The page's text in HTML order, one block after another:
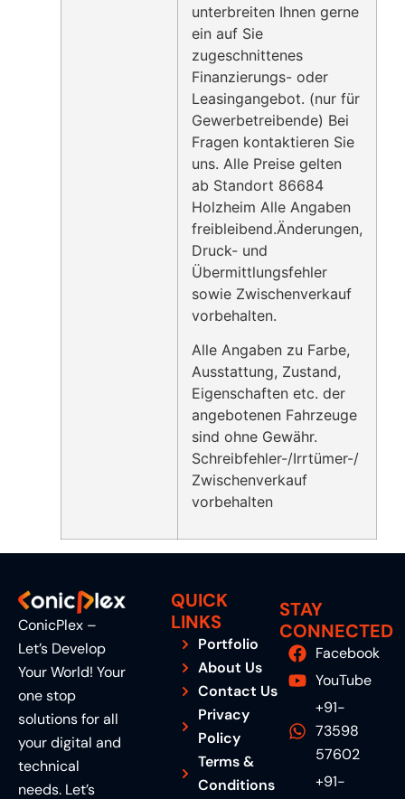
unterbreiten Ihnen gerne
ein auf Sie
zugeschnittenes
Finanzierungs- oder
Leasingangebot. (nur für
Gewerbetreibende) Bei
Fragen kontaktieren Sie
uns. Alle Preise gelten
ab Standort 86684
Holzheim Alle Angaben
freibleibend.Änderungen,
Druck- und
Übermittlungsfehler
sowie Zwischenverkauf
vorbehalten.
Alle Angaben zu Farbe,
Ausstattung, Zustand,
Eigenschaften etc. der
angebotenen Fahrzeuge
sind ohne Gewähr.
Schreibfehler-/Irrtümer-/
Zwischenverkauf
vorbehalten
ConicPlex –
Let’s Develop
Your World! Your
one stop
solutions for all
your digital and
technical
needs. Let’s
QUICK
LINKS
Portfolio
About Us
Contact Us
Privacy
Policy
Terms &
Conditions
STAY
CONNECTED
Facebook
YouTube
+91-
73598
57602
+91-